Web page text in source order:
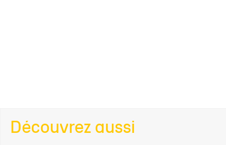
Découvrez aussi